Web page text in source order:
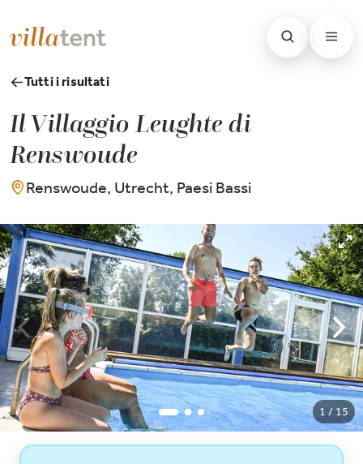
Tutti i risultati
Il Villaggio Leughte di
Renswoude
Renswoude, Utrecht, Paesi Bassi
1 / 15